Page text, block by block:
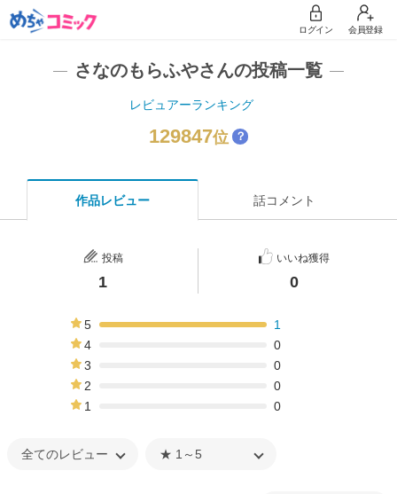
ログイン 会員登録
さなのもらふやさんの投稿一覧
レビュアーランキング
129847位 ？
作品レビュー 話コメント
投稿
1
いいね獲得
0
5
1
4
0
3
0
2
0
1
0